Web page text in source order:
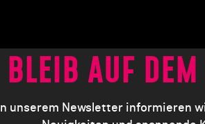
BLEIB AUF
In unserem Newsletter informieren